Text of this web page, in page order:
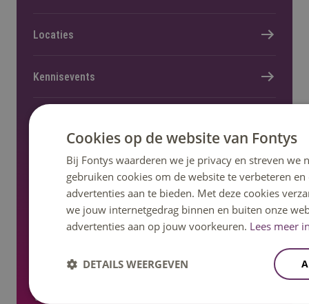
Volg ons op social media
Locaties
Kennisevents
Nieuws en pers
Regelingen, statuten en reglementen
Cookies op de website van Fontys
Bij Fontys waarderen we je privacy en streven we
gebruiken cookies om de website te verbeteren
advertenties aan te bieden. Met deze cookies
we jouw internetgedrag binnen en buiten onze
advertenties aan op jouw voorkeuren. Lees meer
DETAILS WEERGEVEN